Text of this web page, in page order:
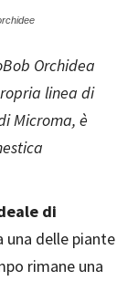
Orchidea
linea di
Microma, è
di
una delle piante
rimane una